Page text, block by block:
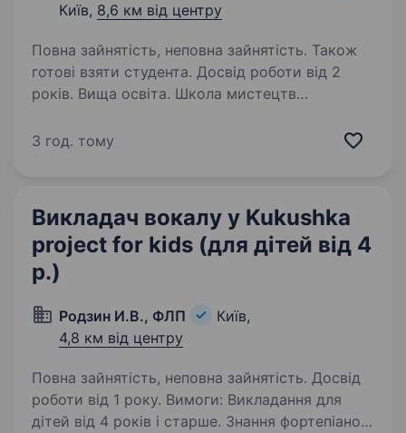
Київ, 8,6 км від центру
Повна зайнятість, неповна зайнятість. Також
готові взяти студента. Досвід роботи від 2
років. Вища освіта. Школа мистецтв
викладача вокалу. Часткова або повна
3 год. тому
Викладач вокалу у Kukushka
project for kids (для дітей від 4
р.)
Родзин И.В., ФЛП
Київ,
4,8 км від центру
Повна зайнятість, неповна зайнятість. Досвід
роботи від 1 року. Вимоги: Викладання для
дітей від 4 років і старше. Знання фортепіано